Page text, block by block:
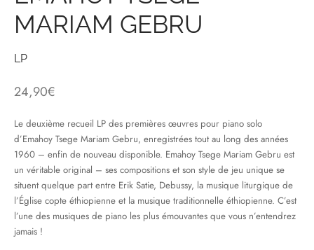
MARIAM GEBRU
LP
24,90€
Le deuxième recueil LP des premières œuvres pour piano solo
d’Emahoy Tsege Mariam Gebru, enregistrées tout au long des années
1960 – enfin de nouveau disponible. Emahoy Tsege Mariam Gebru est
un véritable original – ses compositions et son style de jeu unique se
situent quelque part entre Erik Satie, Debussy, la musique liturgique de
l’Église copte éthiopienne et la musique traditionnelle éthiopienne. C’est
l’une des musiques de piano les plus émouvantes que vous n’entendrez
jamais !
HIP-HOP
MUSIQUES IMPROVISEES
DU MONDE
CLASSIQUE
DAY 2025